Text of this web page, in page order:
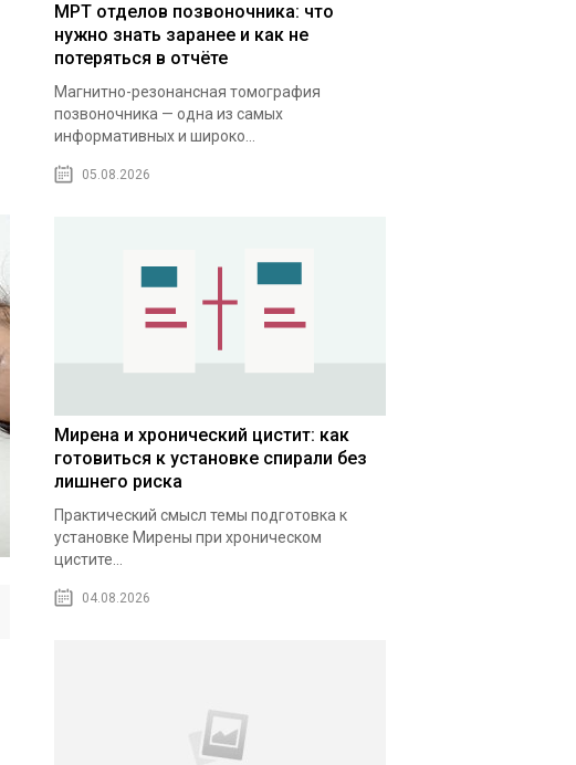
МРТ отделов позвоночника: что
нужно знать заранее и как не
потеряться в отчёте
Магнитно-резонансная томография
позвоночника — одна из самых
информативных и широко...
05.08.2026
Мирена и хронический цистит: как
готовиться к установке спирали без
лишнего риска
Практический смысл темы подготовка к
установке Мирены при хроническом
цистите...
04.08.2026